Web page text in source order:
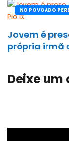
NO POVOADO
Jovem é
própria irmã
Deixe